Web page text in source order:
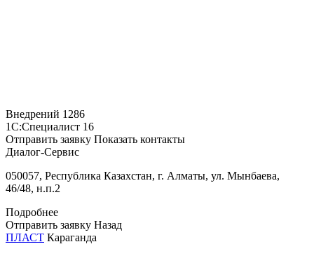
Внедрений 1286
1С:Специалист 16
Отправить заявку Показать контакты
Диалог-Сервис
050057, Республика Казахстан, г. Алматы, ул. Мынбаева,
46/48, н.п.2
Подробнее
Отправить заявку Назад
ПЛАСТ Караганда